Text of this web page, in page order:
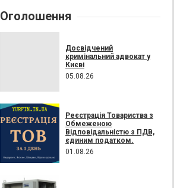
Оголошення
Досвідчений
кримінальний адвокат у
Києві
05.08.26
Реєстрація Товариства з
Обмеженою
Відповідальністю з ПДВ,
єдиним податком.
01.08.26